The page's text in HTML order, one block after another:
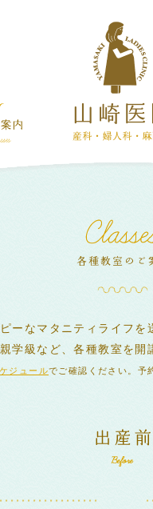
ーなマタニティライフを
学級など、各種教室を開
ジュールでご確認ください。予